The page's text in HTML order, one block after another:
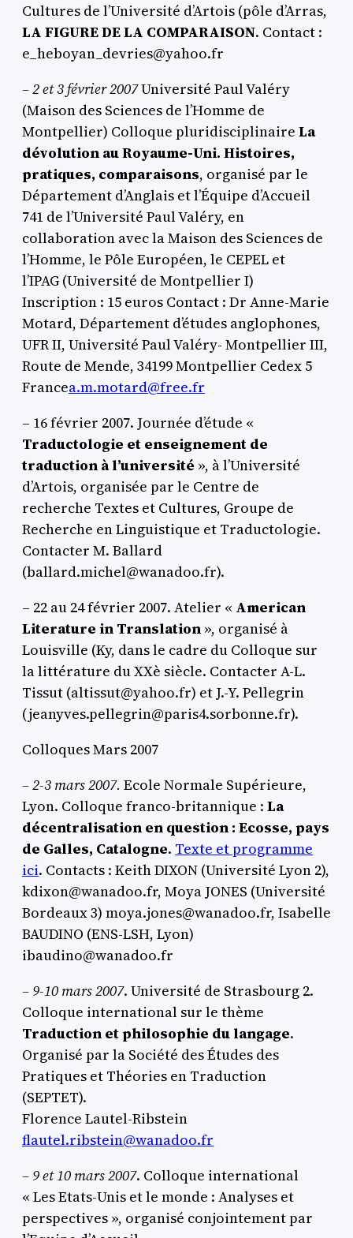
Cultures de l’Université d’Artois (pôle d’Arras,
LA FIGURE DE LA COMPARAISON. Contact :
e_heboyan_devries@yahoo.fr
–2 et 3 février 2007Université Paul Valéry
(Maison des Sciences de l’Homme de
Montpellier) Colloque pluridisciplinaire La
dévolution au Royaume-Uni. Histoires,
pratiques, comparaisons, organisé par le
Département d’Anglais et l’Équipe d’Accueil
741 de l’Université Paul Valéry, en
collaboration avec la Maison des Sciences de
l’Homme, le Pôle Européen, le CEPEL et
l’IPAG (Université de Montpellier I)
Inscription : 15 euros Contact : Dr Anne-Marie
Motard, Département d’études anglophones,
UFR II, Université Paul Valéry- Montpellier III,
Route de Mende, 34199 Montpellier Cedex 5
Francea.m.motard@free.fr
– 16 février 2007. Journée d’étude «
Traductologie et enseignement de
traduction à l’université », à l’Université
d’Artois, organisée par le Centre de
recherche Textes et Cultures, Groupe de
Recherche en Linguistique et Traductologie.
Contacter M. Ballard
(ballard.michel@wanadoo.fr).
– 22 au 24 février 2007. Atelier « American
Literature in Translation », organisé à
Louisville (Ky, dans le cadre du Colloque sur
la littérature du XXè siècle. Contacter A-L.
Tissut (altissut@yahoo.fr) et J.-Y. Pellegrin
(jeanyves.pellegrin@paris4.sorbonne.fr).
Colloques Mars 2007
–2-3 mars 2007. Ecole Normale Supérieure,
Lyon. Colloque franco-britannique : La
décentralisation en question : Ecosse, pays
de Galles, Catalogne. Texte et programme
ici. Contacts : Keith DIXON (Université Lyon 2),
kdixon@wanadoo.fr, Moya JONES (Université
Bordeaux 3) moya.jones@wanadoo.fr, Isabelle
BAUDINO (ENS-LSH, Lyon)
ibaudino@wanadoo.fr
– 9-10 mars 2007. Université de Strasbourg 2.
Colloque international sur le thème
Traduction et philosophie du langage.
Organisé par la Société des Études des
Pratiques et Théories en Traduction
(SEPTET).
Florence Lautel-Ribstein
flautel.ribstein@wanadoo.fr
– 9 et 10 mars 2007. Colloque international
« Les Etats-Unis et le monde : Analyses et
perspectives », organisé conjointement par